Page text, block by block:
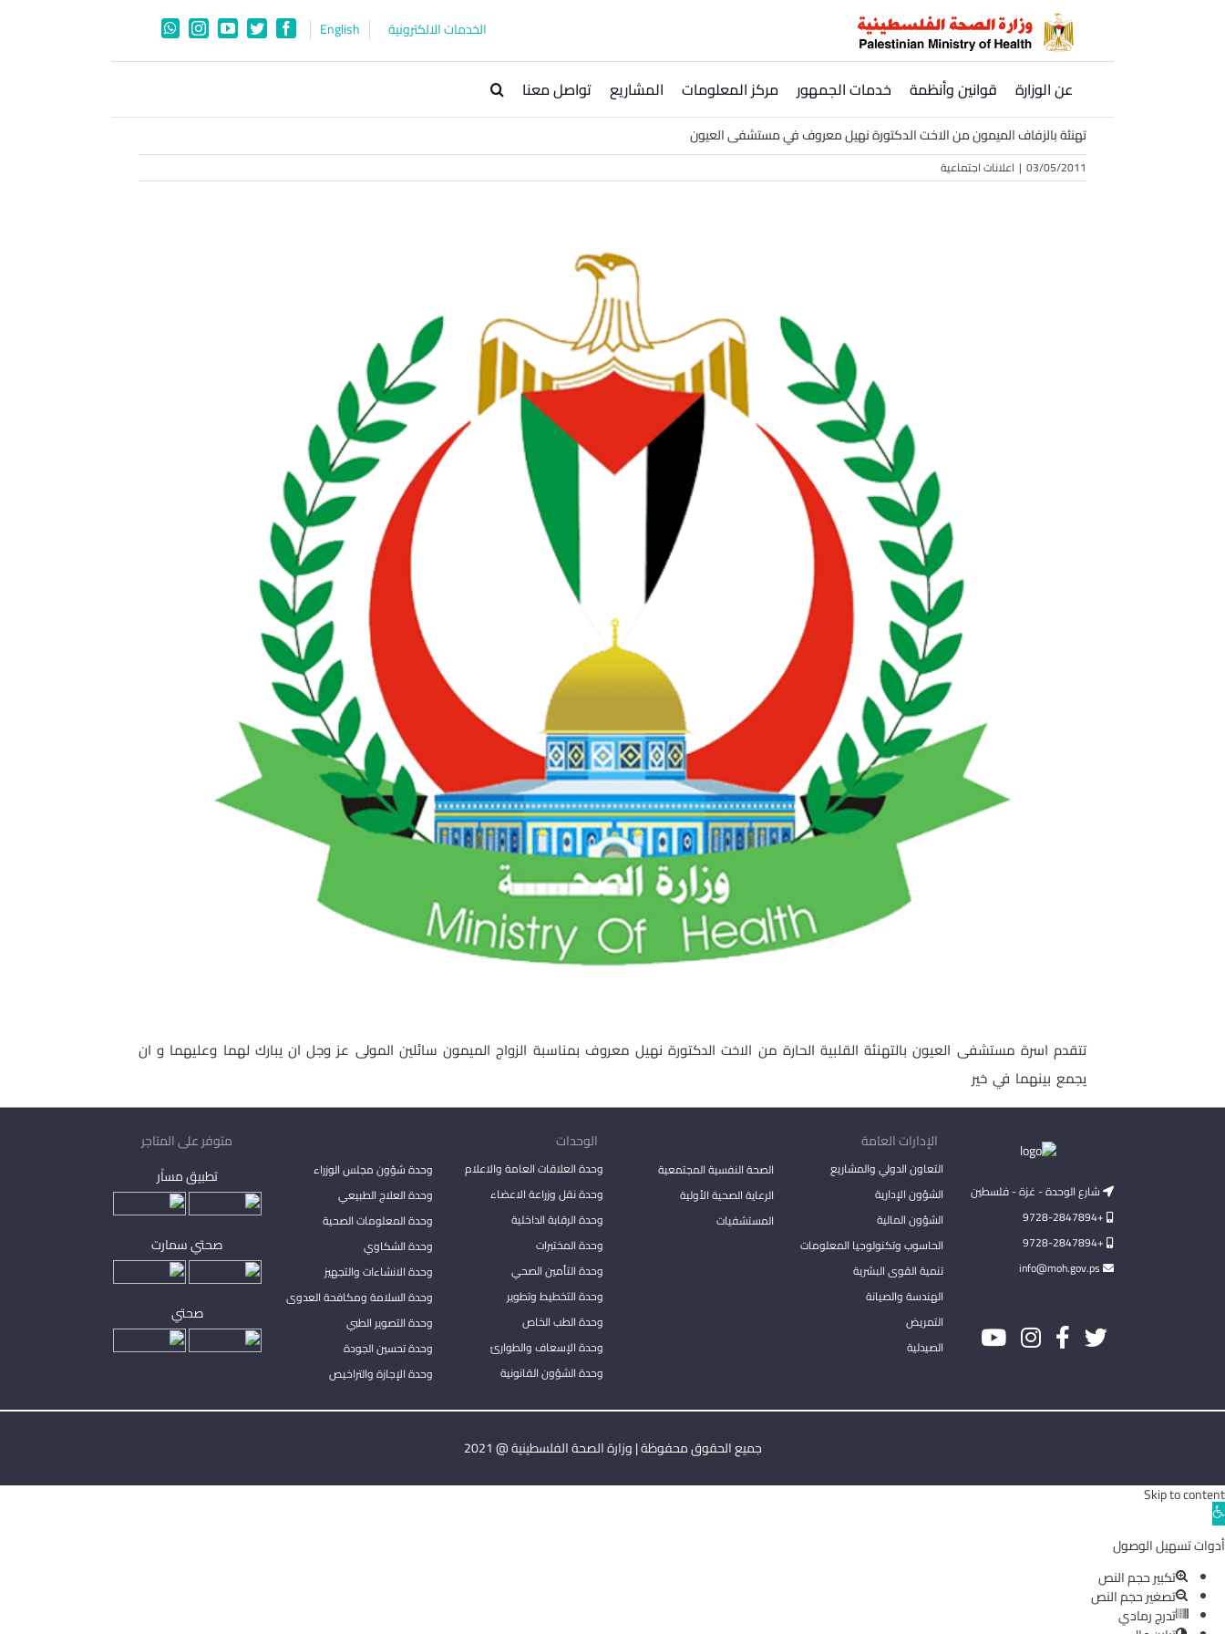
الخدمات الالكترونية English
Facebook
Twitter
YouTube
Instagram
WhatsApp
عن الوزارة قوانين وأنظمة خدمات الجمهور مركز المعلومات المشاريع تواصل معنا
تهنئة بالزفاف الميمون من الاخت الدكتورة نهيل معروف في مستشفى العيون
03/05/2011
| اعلانات اجتماعية
تتقدم اسرة مستشفى العيون بالتهنئة القلبية الحارة من الاخت الدكتورة نهيل معروف بمناسبة الزواج الميمون سائلين المولى عز وجل ان يبارك لهما وعليهما و ان
يجمع بينهما في خير
شارع الوحدة - غزة - فلسطين
+9728-2847894
+9728-2847894
الإدارات العامة
التعاون الدولي والمشاريع
الشؤون الإدارية
الشؤون المالية
الحاسوب وتكنولوجيا المعلومات
تنمية القوى البشرية
الهندسة والصيانة
التمريض
الصيدلية
الصحة النفسية المجتمعية
الرعاية الصحية الأولية
المستشفيات
الوحدات
وحدة العلاقات العامة والاعلام
وحدة نقل وزراعة الاعضاء
وحدة الرقابة الداخلية
وحدة المختبرات
وحدة التأمين الصحي
وحدة التخطيط وتطوير
وحدة الطب الخاص
وحدة الإسعاف والطوارئ
وحدة الشؤون القانونية
وحدة شؤون مجلس الوزراء
وحدة العلاج الطبيعي
وحدة المعلومات الصحية
وحدة الشكاوي
وحدة الانشاءات والتجهيز
وحدة السلامة ومكافحة العدوى
وحدة التصوير الطبي
وحدة تحسين الجودة
وحدة الإجازة والتراخيص
متوفر على المتاجر
تطبيق مساْر
صحتي سمارت
صحتي
جميع الحقوق محفوظة | وزارة الصحة الفلسطينية @ 2021
Skip to content
Open
toolbar
أدوات تسهيل الوصول
تكبير حجم النص
تصغير حجم النص
تدرج رمادي